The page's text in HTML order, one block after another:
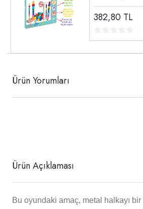
382,80 TL
Ürün Yorumları
Ürün Açıklaması
Bu oyundaki amaç, metal halkayı